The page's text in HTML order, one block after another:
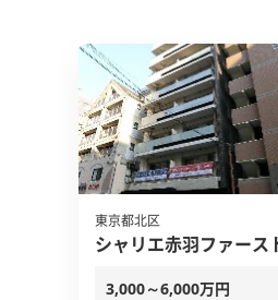
東京都北区
シャリエ赤羽ファース
3,000～6,000万円